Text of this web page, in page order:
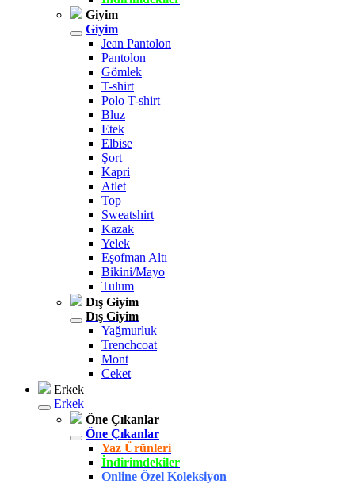
Giyim
Giyim
Jean Pantolon
Pantolon
Gömlek
T-shirt
Polo T-shirt
Bluz
Etek
Elbise
Şort
Kapri
Atlet
Top
Sweatshirt
Kazak
Yelek
Eşofman Altı
Bikini/Mayo
Tulum
Dış Giyim
Dış Giyim
Yağmurluk
Trenchcoat
Mont
Ceket
Erkek
Erkek
Öne Çıkanlar
Öne Çıkanlar
Yaz Ürünleri
İndirimdekiler
Online Özel Koleksiyon